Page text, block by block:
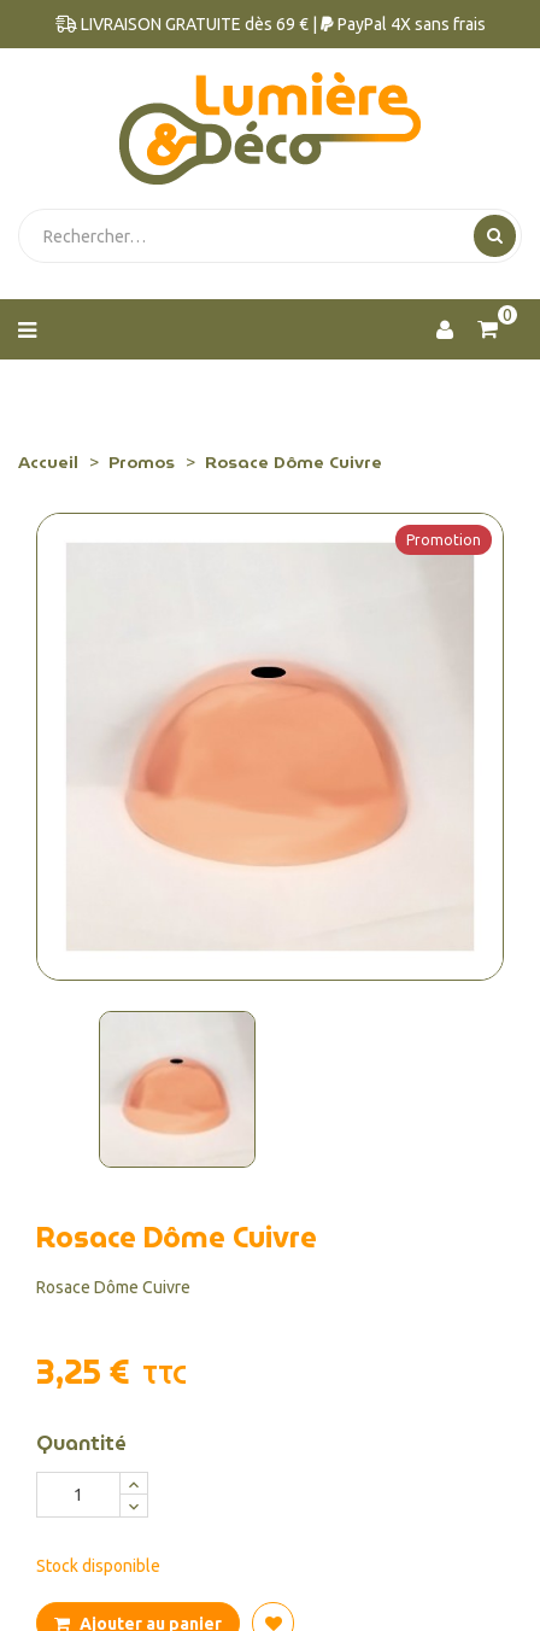
LIVRAISON GRATUITE dès 69 € | PayPal 4X sans frais
0
Accueil Promos Rosace Dôme Cuivre
Promotion
Rosace Dôme Cuivre
Rosace Dôme Cuivre
3,25 € TTC
Quantité
Stock disponible
Ajouter au panier